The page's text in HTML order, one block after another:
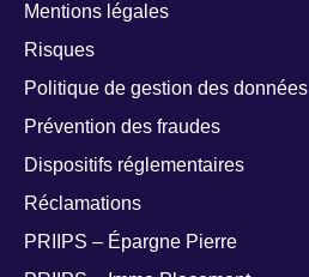
Mentions légales
Risques
Politique de gestion des données
Prévention des fraudes
Dispositifs réglementaires
Réclamations
PRIIPS – Épargne Pierre